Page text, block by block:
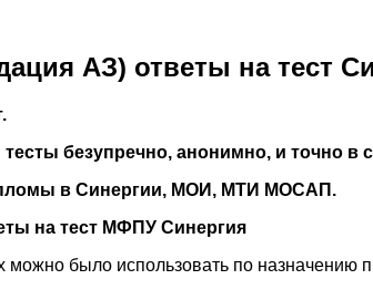
АЗ) ответы на тест
безупречно, анонимно, и точно в
в Синергии, МОИ, МТИ МОСАП.
на тест МФПУ Синергия
было использовать по назначению